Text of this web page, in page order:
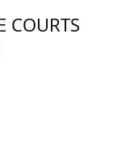
COURTS